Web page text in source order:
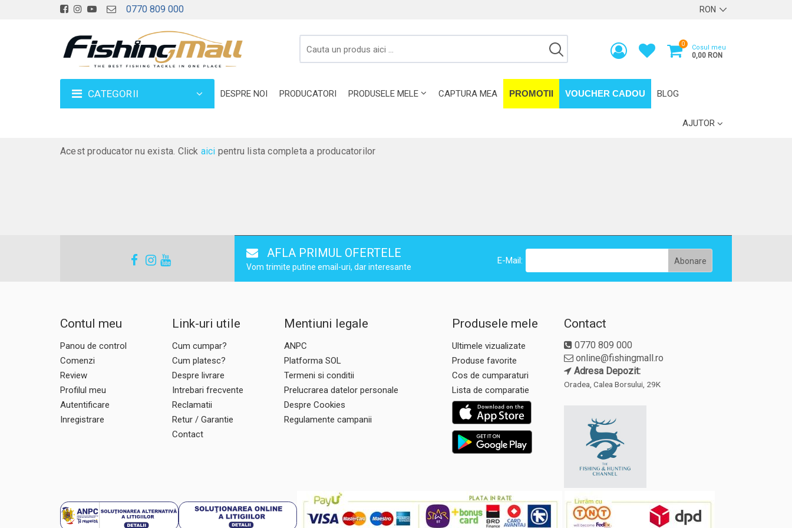
0770 809 000
0 Cosul meu
0,00 RON
CATEGORII DESPRE NOI PRODUCATORI PRODUSELE MELE CAPTURA MEA PROMOTII VOUCHER CADOU BLOG
AJUTOR
Acest producator nu exista. Click aici pentru lista completa a producatorilor
AFLA PRIMUL OFERTELE
Vom trimite putine email-uri, dar interesante
E-Mail:
Contul meu
Panou de control
Comenzi
Review
Profilul meu
Autentificare
Inregistrare
Link-uri utile
Cum cumpar?
Cum platesc?
Despre livrare
Intrebari frecvente
Reclamatii
Retur / Garantie
Contact
Mentiuni legale
ANPC
Platforma SOL
Termeni si conditii
Prelucrarea datelor personale
Despre Cookies
Regulamente campanii
Produsele mele
Ultimele vizualizate
Produse favorite
Cos de cumparaturi
Lista de comparatie
Contact
0770 809 000
online@fishingmall.ro
Adresa Depozit:
Oradea, Calea Borsului, 29K